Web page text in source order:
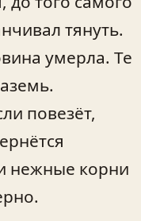
тянуть.
умерла. Те
повезёт,
нежные корни